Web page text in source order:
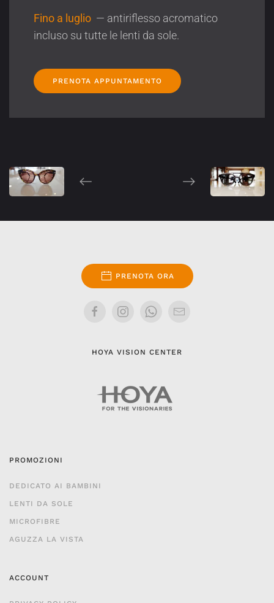
Fino a luglio — antiriflesso acromatico
incluso su tutte le lenti da sole.
PRENOTA APPUNTAMENTO
PRENOTA ORA
HOYA VISION CENTER
PROMOZIONI
DEDICATO AI BAMBINI
LENTI DA SOLE
MICROFIBRE
AGUZZA LA VISTA
ACCOUNT